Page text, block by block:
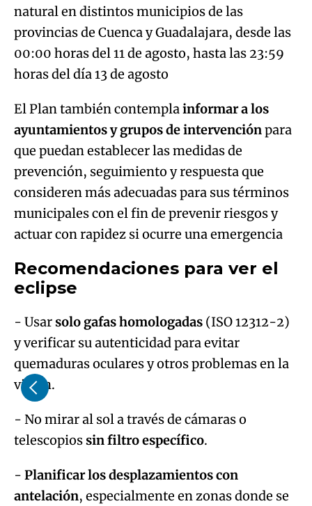
natural en distintos municipios de las
provincias de Cuenca y Guadalajara, desde las
00:00 horas del 11 de agosto, hasta las 23:59
horas del día 13 de agosto
El Plan también contemplainformar a los
ayuntamientos y grupos de intervenciónpara
que puedan establecer las medidas de
prevención, seguimiento y respuesta que
consideren más adecuadas para sus términos
municipales con el fin de prevenir riesgos y
actuar con rapidez si ocurre una emergencia
Recomendaciones para ver el
eclipse
- Usarsolo gafas homologadas (ISO 12312-2)
y verificar su autenticidad para evitar
quemaduras oculares y otros problemas en la
visión.
- No mirar al sol a través de cámaras o
telescopiossin filtro específico.
- Planificar los desplazamientos con
antelación, especialmente en zonas donde se